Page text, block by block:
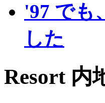
'97 でも
した
Resort 内